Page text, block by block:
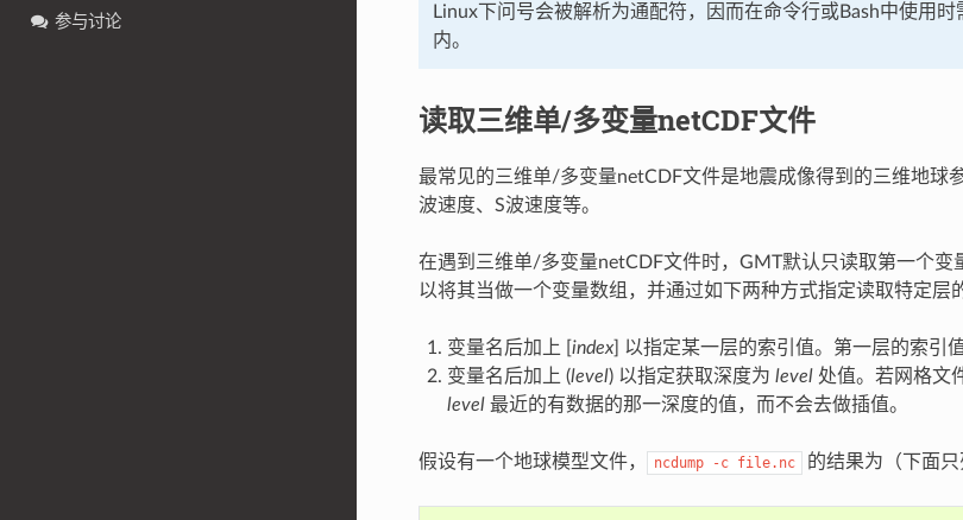
参与讨论
Linux下问号会被解析为通配符，因而在命令行或Bash中使用
内。
读取三维单/多变量netCDF文件
最常见的三维单/多变量netCDF文件是地震成像得到的三维地球
波速度、S波速度等。
在遇到三维单/多变量netCDF文件时，GMT默认只读取第一个变
以将其当做一个变量数组，并通过如下两种方式指定读取特定层
变量名后加上 [ index] 以指定某一层的索引值。第一层的索引
变量名后加上 (level) 以指定获取深度为 level处值。若网格文
level最近的有数据的那一深度的值，而不会去做插值。
假设有一个地球模型文件， ncdump -c file.nc 的结果为（下面